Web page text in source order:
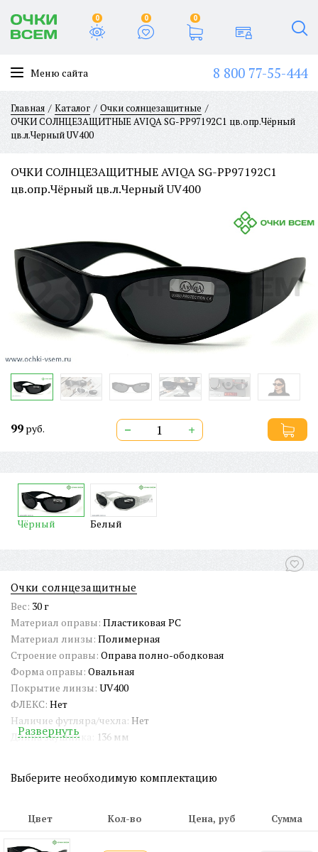
0 0 0
Меню сайта 8 800 77-55-444
Главная Каталог
Очки солнцезащитные
ОЧКИ СОЛНЦЕЗАЩИТНЫЕ AVIQA SG-PP97192C1 цв.опр.Чёрный
цв.л.Черный UV400
ОЧКИ СОЛНЦЕЗАЩИТНЫЕ AVIQA SG-PP97192C1
цв.опр.Чёрный цв.л.Черный UV400
99 руб. − +
Чёрный Белый
Очки солнцезащитные
Вес: 30 г
Материал оправы: Пластиковая PC
Материал линзы: Полимерная
Строение оправы: Оправа полно-ободковая
Форма оправы: Овальная
Покрытие линзы: UV400
ФЛЕКС: Нет
Наличие футляра/чехла: Нет
Длина заушника:
136 мм
Страна происхождения:Китай
Двойная перекладина:Нет
ШтрихКод EAN-13:4650317727105
Развернуть
Выберите необходимую комплектацию
Цвет Кол-во Цена, руб Сумма